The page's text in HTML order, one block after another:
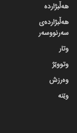
هەڵبژاردە
هەڵبژاردەی
سەرنووسەر
وتار
وتووێژ
وەرزش
وێنە